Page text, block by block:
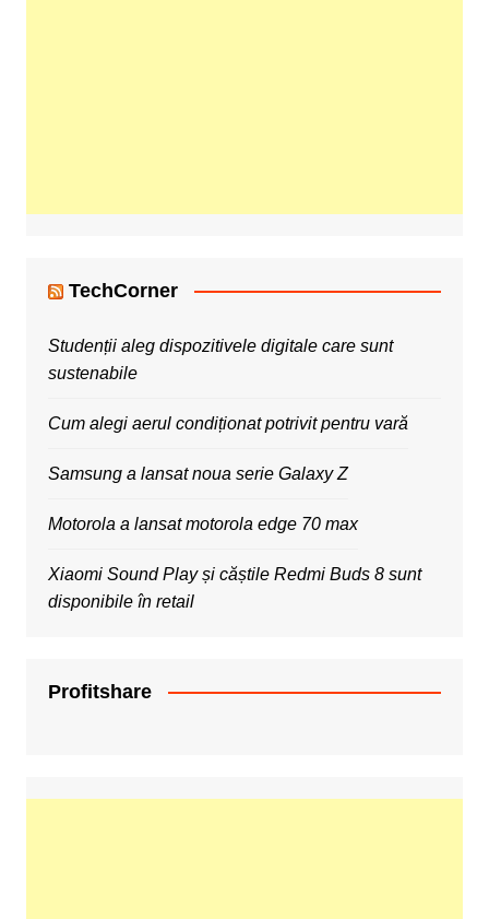
TechCorner
Studenții aleg dispozitivele digitale care sunt
sustenabile
Cum alegi aerul condiționat potrivit pentru vară
Samsung a lansat noua serie Galaxy Z
Motorola a lansat motorola edge 70 max
Xiaomi Sound Play și căștile Redmi Buds 8 sunt
disponibile în retail
Profitshare